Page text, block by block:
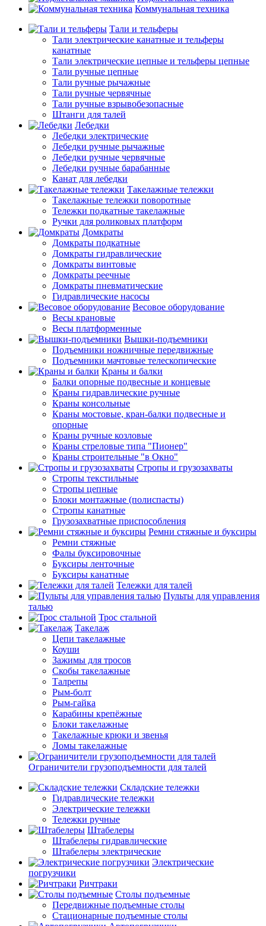
Коммунальная техника
Тали и тельферы
Тали электрические канатные и тельферы
канатные
Тали электрические цепные и тельферы цепные
Тали ручные цепные
Тали ручные рычажные
Тали ручные червячные
Тали ручные взрывобезопасные
Штанги для талей
Лебедки
Лебедки электрические
Лебедки ручные рычажные
Лебедки ручные червячные
Лебедки ручные барабанные
Канат для лебедки
Такелажные тележки
Такелажные тележки поворотные
Тележки подкатные такелажные
Ручки для роликовых платформ
Домкраты
Домкраты подкатные
Домкраты гидравлические
Домкраты винтовые
Домкраты реечные
Домкраты пневматические
Гидравлические насосы
Весовое оборудование
Весы крановые
Весы платформенные
Вышки-подъемники
Подъемники ножничные передвижные
Подъемники мачтовые телескопические
Краны и балки
Балки опорные подвесные и концевые
Краны гидравлические ручные
Краны консольные
Краны мостовые, кран-балки подвесные и
опорные
Краны ручные козловые
Краны стреловые типа "Пионер"
Краны строительные "в Окно"
Стропы и грузозахваты
Стропы текстильные
Стропы цепные
Блоки монтажные (полиспасты)
Стропы канатные
Грузозахватные приспособления
Ремни стяжные и буксиры
Ремни стяжные
Фалы буксировочные
Буксиры ленточные
Буксиры канатные
Тележки для талей
Пульты для управления
талью
Трос стальной
Такелаж
Цепи такелажные
Коуши
Зажимы для тросов
Скобы такелажные
Талрепы
Рым-болт
Рым-гайка
Карабины крепёжные
Блоки такелажные
Такелажные крюки и звенья
Ломы такелажные
Ограничители грузоподъемности для талей
Складские тележки
Гидравлические тележки
Электрические тележки
Тележки ручные
Штабелеры
Штабелеры гидравлические
Штабелеры электрические
Электрические
погрузчики
Ричтраки
Столы подъемные
Передвижные подъемные столы
Стационарные подъемные столы